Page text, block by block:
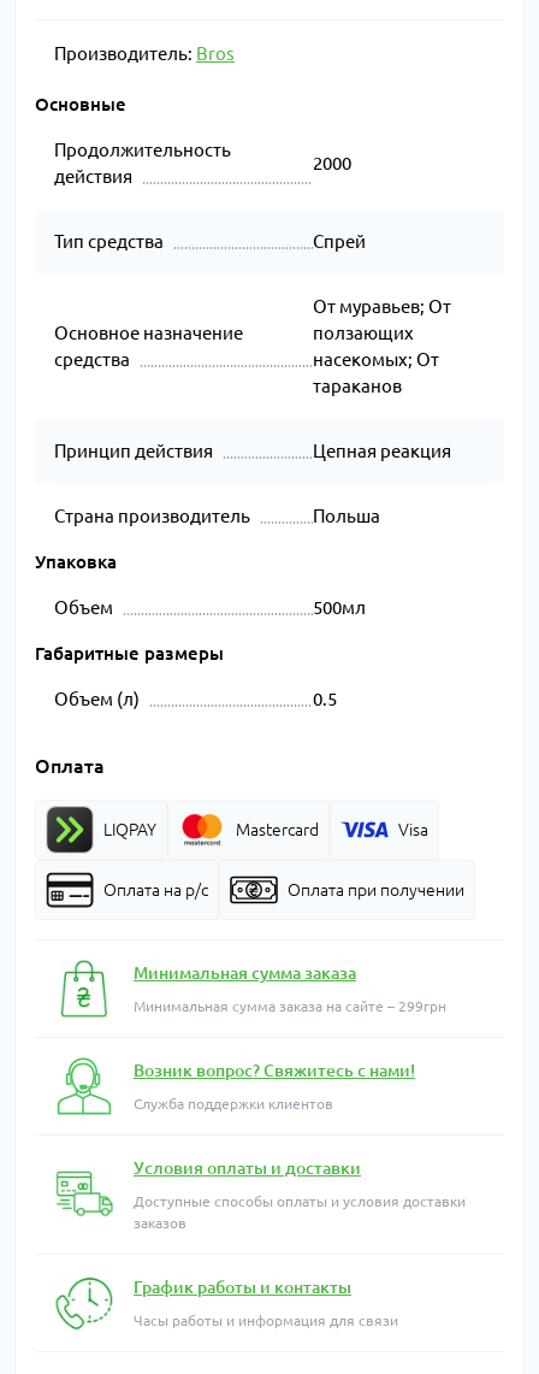
Производитель: Bros
Основные
Продолжительность
действия
2000
Тип средства Спрей
Основное назначение
средства
От муравьев; От
ползающих
насекомых; От
тараканов
Принцип действия Цепная реакция
Страна производитель Польша
Упаковка
Объем 500мл
Габаритные размеры
Объем (л) 0.5
Оплата
LIQPAY Mastercard Visa
Оплата на р/с Оплата при получении
Минимальная сумма заказа
Минимальная сумма заказа на сайте – 299грн
Возник вопрос? Свяжитесь с нами!
Служба поддержки клиентов
Условия оплаты и доставки
Доступные способы оплаты и условия доставки
заказов
График работы и контакты
Часы работы и информация для связи